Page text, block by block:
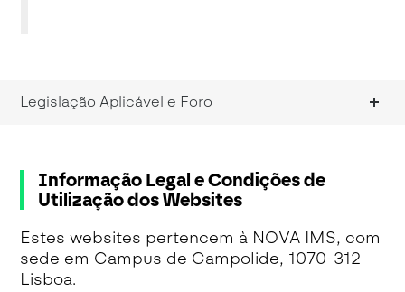
Legislação Aplicável e Foro
Informação Legal e Condições de
Utilização dos Websites
Estes websites pertencem à NOVA IMS, com
sede em Campus de Campolide, 1070-312
Lisboa.